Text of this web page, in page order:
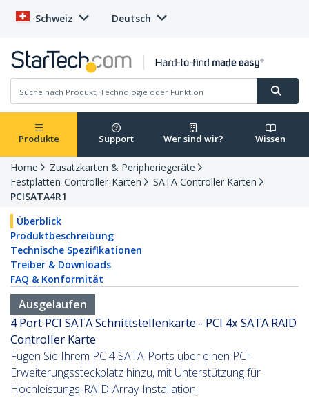
Schweiz Deutsch
Produkte Support Wer sind wir? Wissen
Home
Zusatzkarten & Peripheriegeräte
Festplatten-Controller-Karten
SATA Controller Karten
PCISATA4R1
Überblick
Produktbeschreibung
Technische Spezifikationen
Treiber & Downloads
FAQ & Konformität
Ausgelaufen
4 Port PCI SATA Schnittstellenkarte - PCI 4x SATA RAID
Controller Karte
Fügen Sie Ihrem PC 4 SATA-Ports über einen PCI-
Erweiterungssteckplatz hinzu, mit Unterstützung für
Hochleistungs-RAID-Array-Installation.